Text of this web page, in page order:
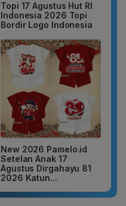
Topi 17 Agustus Hut RI
Indonesia 2026 Topi
Bordir Logo Indonesia
New 2026 Pamelo.id
Setelan Anak 17
Agustus Dirgahayu 81
2026 Katun...